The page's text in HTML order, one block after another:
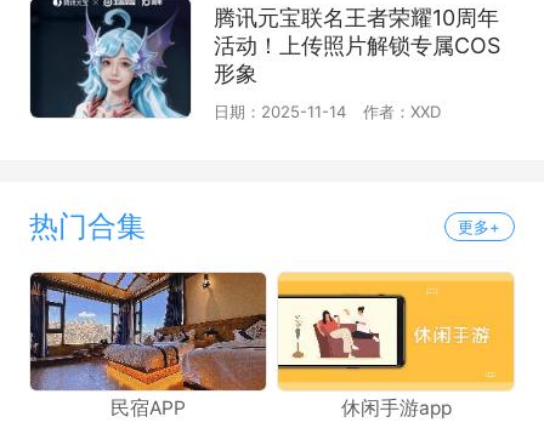
腾讯元宝联名王者荣耀10周年
活动！上传照片解锁专属COS
形象
日期：2025-11-14 作者：XXD
热门合集 更多+
民宿APP 休闲手游app